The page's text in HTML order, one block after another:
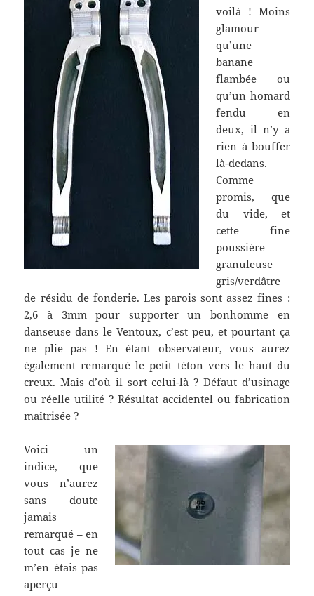
voilà ! Moins
glamour
qu’une
banane
flambée ou
qu’un homard
fendu en
deux, il n’y a
rien à bouffer
là-dedans.
Comme
promis, que
du vide, et
cette fine
poussière
granuleuse
gris/verdâtre
de résidu de fonderie. Les parois sont assez fines :
2,6 à 3mm pour supporter un bonhomme en
danseuse dans le Ventoux, c’est peu, et pourtant ça
ne plie pas ! En étant observateur, vous aurez
également remarqué le petit téton vers le haut du
creux. Mais d’où il sort celui-là ? Défaut d’usinage
ou réelle utilité ? Résultat accidentel ou fabrication
maîtrisée ?
Voici un
indice, que
vous n’aurez
sans doute
jamais
remarqué – en
tout cas je ne
m’en étais pas
aperçu